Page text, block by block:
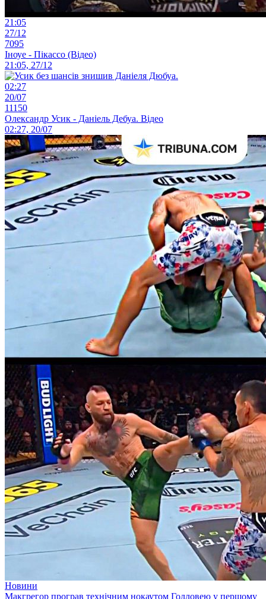
21:05
27/12
7095
Іноуе - Пікассо (Відео)
21:05, 27/12
02:27
20/07
11150
Олександр Усик - Даніель Дебуа. Відео
02:27, 20/07
Новини
Макгрегор програв технічним нокаутом Голловею у першому